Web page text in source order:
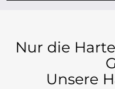
Nur die
Unsere